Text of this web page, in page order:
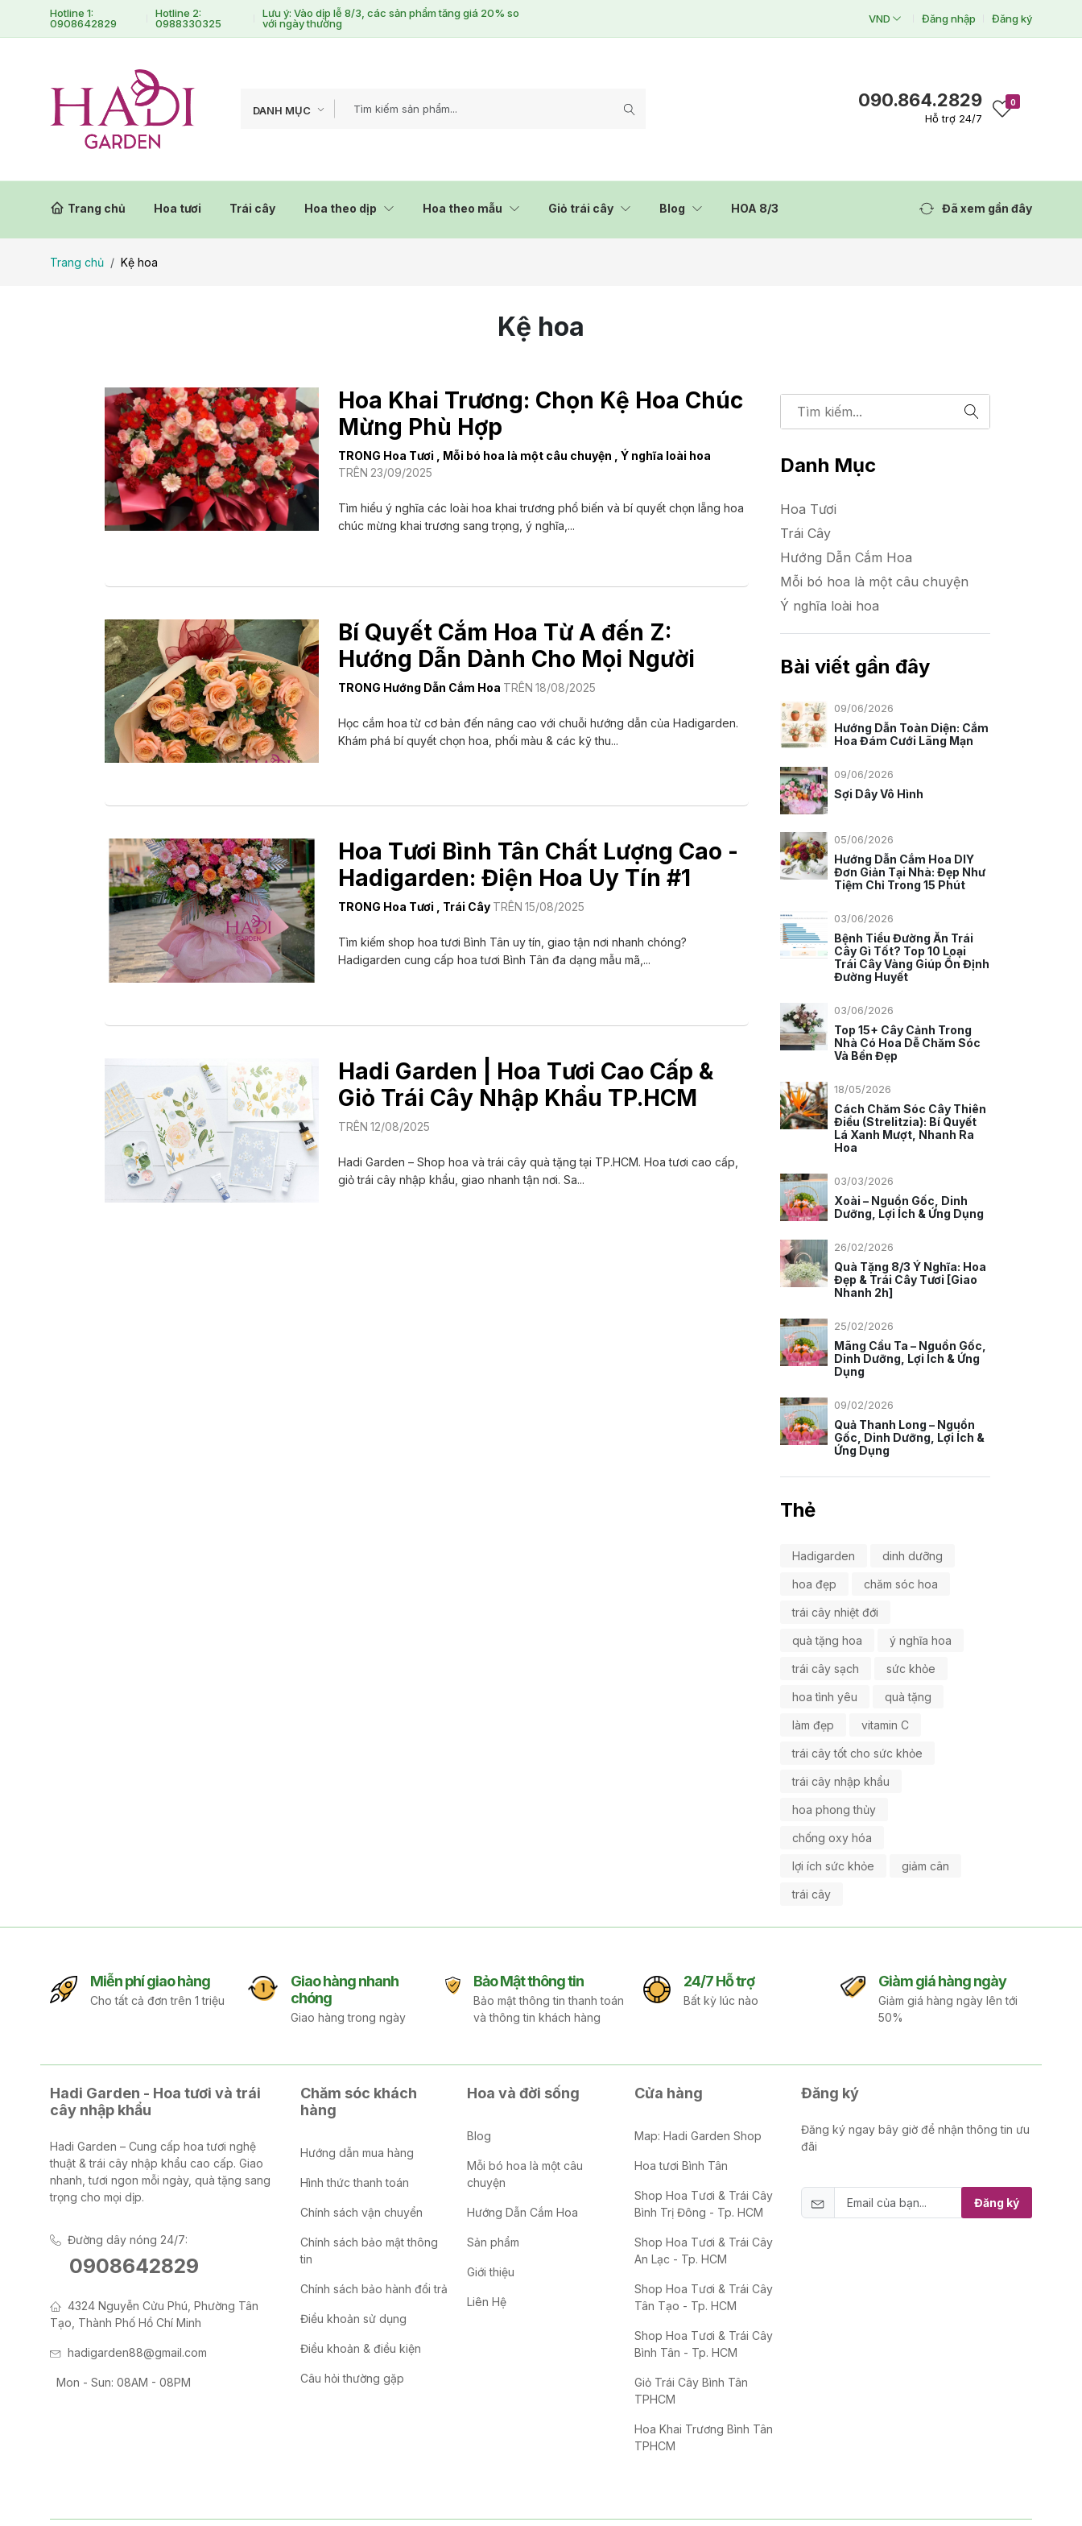
Hotline 1:
0908642829
Hotline 2:
0988330325
Lưu ý: Vào dịp lễ 8/3, các sản phẩm tăng giá 20% so
với ngày thường
VND Đăng nhập Đăng ký
DANH MỤC 090.864.2829
Hỗ trợ 24/7
0
Trang chủ Hoa tươi Trái cây Hoa theo dịp Hoa theo mẫu Giỏ trái cây Blog HOA 8/3 Đã xem gần đây
Trang chủ Kệ hoa
Kệ hoa
Hoa Khai Trương: Chọn Kệ Hoa Chúc
Mừng Phù Hợp
TRONG Hoa Tươi Mỗi bó hoa là một câu chuyện ,Ý nghĩa loài hoa
TRÊN 23/09/2025
Tìm hiểu ý nghĩa các loài hoa khai trương phổ biến và bí quyết chọn lẵng hoa
chúc mừng khai trương sang trọng, ý nghĩa,...
Bí Quyết Cắm Hoa Từ A đến Z:
Hướng Dẫn Dành Cho Mọi Người
TRONG Hướng Dẫn Cắm Hoa TRÊN 18/08/2025
Học cắm hoa từ cơ bản đến nâng cao với chuỗi hướng dẫn của Hadigarden.
Khám phá bí quyết chọn hoa, phối màu & các kỹ thu...
Hoa Tươi Bình Tân Chất Lượng Cao -
Hadigarden: Điện Hoa Uy Tín #1
TRONG Hoa Tươi , Trái Cây TRÊN 15/08/2025
Tìm kiếm shop hoa tươi Bình Tân uy tín, giao tận nơi nhanh chóng?
Hadigarden cung cấp hoa tươi Bình Tân đa dạng mẫu mã,...
Hadi Garden | Hoa Tươi Cao Cấp &
Giỏ Trái Cây Nhập Khẩu TP.HCM
TRÊN 12/08/2025
Hadi Garden – Shop hoa và trái cây quà tặng tại TP.HCM. Hoa tươi cao cấp,
giỏ trái cây nhập khẩu, giao nhanh tận nơi. Sa...
Danh Mục
Hoa Tươi
Trái Cây
Hướng Dẫn Cắm Hoa
Mỗi bó hoa là một câu chuyện
Ý nghĩa loài hoa
Bài viết gần đây
09/06/2026
Hướng Dẫn Toàn Diện: Cắm
Hoa Đám Cưới Lãng Mạn
09/06/2026
Sợi Dây Vô Hình
05/06/2026
Hướng Dẫn Cắm Hoa DIY
Đơn Giản Tại Nhà: Đẹp Như
Tiệm Chỉ Trong 15 Phút
03/06/2026
Bệnh Tiểu Đường Ăn Trái
Cây Gì Tốt? Top 10 Loại
Trái Cây Vàng Giúp Ổn Định
Đường Huyết
03/06/2026
Top 15+ Cây Cảnh Trong
Nhà Có Hoa Dễ Chăm Sóc
Và Bền Đẹp
18/05/2026
Cách Chăm Sóc Cây Thiên
Điểu (Strelitzia): Bí Quyết
Lá Xanh Mượt, Nhanh Ra
Hoa
03/03/2026
Xoài – Nguồn Gốc, Dinh
Dưỡng, Lợi Ích & Ứng Dụng
26/02/2026
Quà Tặng 8/3 Ý Nghĩa: Hoa
Đẹp & Trái Cây Tươi [Giao
Nhanh 2h]
25/02/2026
Mãng Cầu Ta – Nguồn Gốc,
Dinh Dưỡng, Lợi Ích & Ứng
Dụng
09/02/2026
Quả Thanh Long – Nguồn
Gốc, Dinh Dưỡng, Lợi Ích &
Ứng Dụng
Thẻ
Hadigarden dinh dưỡng
hoa đẹp chăm sóc hoa
trái cây nhiệt đới
quà tặng hoa ý nghĩa hoa
trái cây sạch sức khỏe
hoa tình yêu quà tặng
làm đẹp vitamin C
trái cây tốt cho sức khỏe
trái cây nhập khẩu
hoa phong thủy
chống oxy hóa
lợi ích sức khỏe giảm cân
trái cây
Miễn phí giao hàng
Cho tất cả đơn trên 1 triệu
Giao hàng nhanh
chóng
Giao hàng trong ngày
Bảo Mật thông tin
Bảo mật thông tin thanh toán
và thông tin khách hàng
24/7 Hỗ trợ
Bất kỳ lúc nào
Giàm giá hàng ngày
Giảm giá hàng ngày lên tới
50%
Hadi Garden - Hoa tươi và trái
cây nhập khẩu
Hadi Garden – Cung cấp hoa tươi nghệ
thuật & trái cây nhập khẩu cao cấp. Giao
nhanh, tươi ngon mỗi ngày, quà tặng sang
trọng cho mọi dịp.
Đường dây nóng 24/7:
0908642829
4324 Nguyễn Cửu Phú, Phường Tân
Tạo, Thành Phố Hồ Chí Minh
hadigarden88@gmail.com
Mon - Sun: 08AM - 08PM
Chăm sóc khách
hàng
Hướng dẫn mua hàng
Hình thức thanh toán
Chính sách vận chuyển
Chính sách bảo mật thông
tin
Chính sách bảo hành đổi trả
Điều khoản sử dụng
Điều khoản & điều kiện
Câu hỏi thường gặp
Hoa và đời sống
Blog
Mỗi bó hoa là một câu
chuyện
Hướng Dẫn Cắm Hoa
Sản phẩm
Giới thiệu
Liên Hệ
Cửa hàng
Map: Hadi Garden Shop
Hoa tươi Bình Tân
Shop Hoa Tươi & Trái Cây
Bình Trị Đông - Tp. HCM
Shop Hoa Tươi & Trái Cây
An Lạc - Tp. HCM
Shop Hoa Tươi & Trái Cây
Tân Tạo - Tp. HCM
Shop Hoa Tươi & Trái Cây
Bình Tân - Tp. HCM
Giỏ Trái Cây Bình Tân
TPHCM
Hoa Khai Trương Bình Tân
TPHCM
Đăng ký
Đăng ký ngay bây giờ để nhận thông tin ưu
đãi
Đăng ký